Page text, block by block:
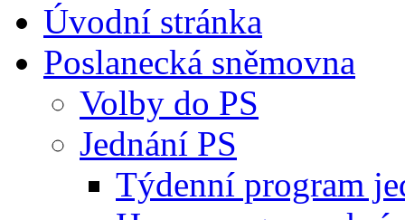
Úvodní stránka
Poslanecká sněmovna
Volby do PS
Jednání PS
Týdenní program